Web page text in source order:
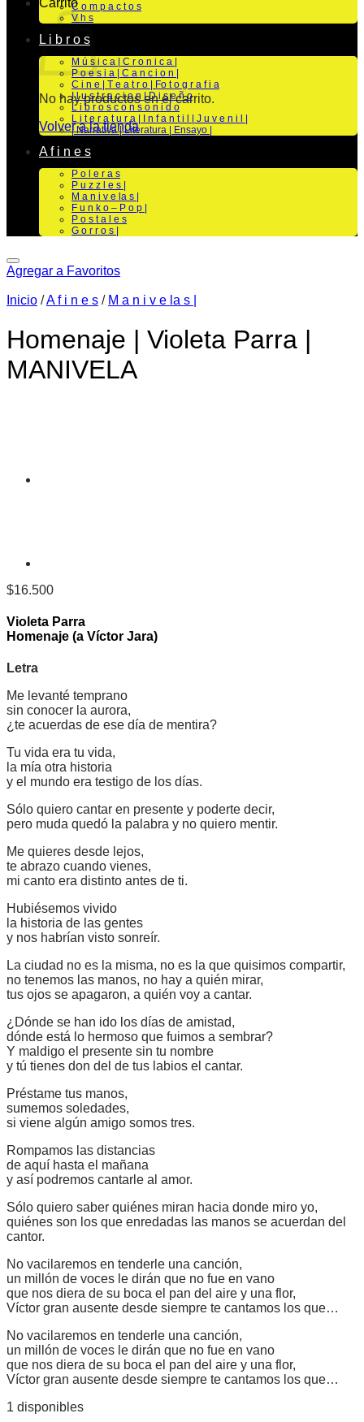
No hay productos en el carrito.
Volver a la tienda
C o m p a c t o s
V h s
L i b r o s
M ú s i c a | C r o n i c a |
P o e s i a | C a n c i o n |
C i n e | T e a t r o | Fo t o g r a f i a
I l u s t r a c i o n | D i s e ñ o
L i b r o s c o n s o n i d o
L i t e r a t u r a | I n f a n t i l | J u v e n i l |
| Narrativa | Literatura | Ensayo |
A f i n e s
P o l e r a s
P u z z l e s |
M a n i v e la s |
F u n k o – P o p |
P o s t a l e s
G o r r o s |
Agregar a Favoritos
Inicio /A f i n e s / M a n i v e la s |
Homenaje | Violeta Parra |
MANIVELA
$16.500
Violeta Parra
Homenaje (a Víctor Jara)
Letra
Me levanté temprano
sin conocer la aurora,
¿te acuerdas de ese día de mentira?
Tu vida era tu vida,
la mía otra historia
y el mundo era testigo de los días.
Sólo quiero cantar en presente y poderte decir,
pero muda quedó la palabra y no quiero mentir.
Me quieres desde lejos,
te abrazo cuando vienes,
mi canto era distinto antes de ti.
Hubiésemos vivido
la historia de las gentes
y nos habrían visto sonreír.
La ciudad no es la misma, no es la que quisimos compartir,
no tenemos las manos, no hay a quién mirar,
tus ojos se apagaron, a quién voy a cantar.
¿Dónde se han ido los días de amistad,
dónde está lo hermoso que fuimos a sembrar?
Y maldigo el presente sin tu nombre
y tú tienes don del de tus labios el cantar.
Préstame tus manos,
sumemos soledades,
si viene algún amigo somos tres.
Rompamos las distancias
de aquí hasta el mañana
y así podremos cantarle al amor.
Sólo quiero saber quiénes miran hacia donde miro yo,
quiénes son los que enredadas las manos se acuerdan del
cantor.
No vacilaremos en tenderle una canción,
un millón de voces le dirán que no fue en vano
que nos diera de su boca el pan del aire y una flor,
Víctor gran ausente desde siempre te cantamos los que…
No vacilaremos en tenderle una canción,
un millón de voces le dirán que no fue en vano
que nos diera de su boca el pan del aire y una flor,
Víctor gran ausente desde siempre te cantamos los que…
1 disponibles